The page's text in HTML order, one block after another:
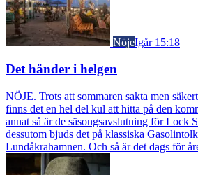
NöjeIgår 15:18
Det händer i helgen
NÖJE. Trots att sommaren sakta men
finns det en hel del kul att hitta på den
annat så är de säsongsavslutning för Lock
dessutom bjuds det på klassiska
Lundåkrahamnen. Och så är det dags för